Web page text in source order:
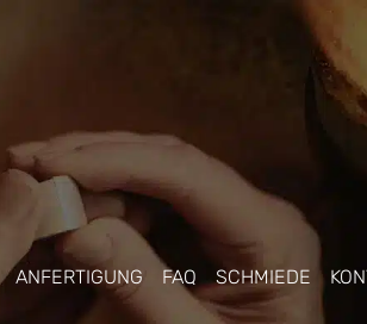
ANFERTIGUNG FAQ SCHMIEDE